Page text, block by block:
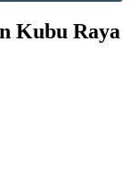
Kubu Raya